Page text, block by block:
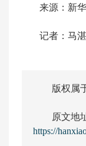
来源：新
记者：马湛
版权属
原文地
https://